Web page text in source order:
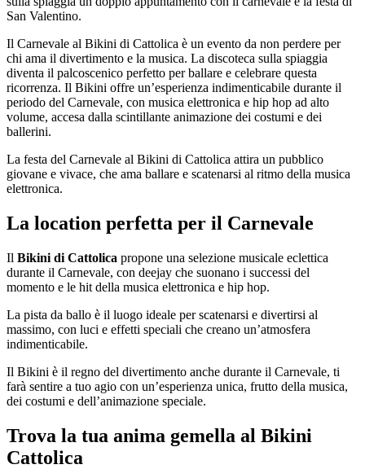
San Valentino.
Il Carnevale al Bikini di Cattolica è un evento da non perdere per
chi ama il divertimento e la musica. La discoteca sulla spiaggia
diventa il palcoscenico perfetto per ballare e celebrare questa
ricorrenza. Il Bikini offre un’esperienza indimenticabile durante il
periodo del Carnevale, con musica elettronica e hip hop ad alto
volume, accesa dalla scintillante animazione dei costumi e dei
ballerini.
La festa del Carnevale al Bikini di Cattolica attira un pubblico
giovane e vivace, che ama ballare e scatenarsi al ritmo della musica
elettronica.
La location perfetta per il Carnevale
Il Bikini di Cattolica propone una selezione musicale eclettica
durante il Carnevale, con deejay che suonano i successi del
momento e le hit della musica elettronica e hip hop.
La pista da ballo è il luogo ideale per scatenarsi e divertirsi al
massimo, con luci e effetti speciali che creano un’atmosfera
indimenticabile.
Il Bikini è il regno del divertimento anche durante il Carnevale, ti
farà sentire a tuo agio con un’esperienza unica, frutto della musica,
dei costumi e dell’animazione speciale.
Trova la tua anima gemella al Bikini
Cattolica